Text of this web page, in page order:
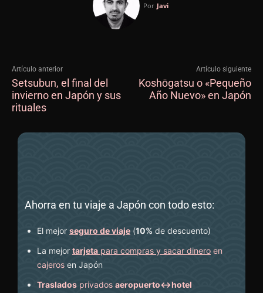
Por Javi
Artículo anterior
Setsubun, el final del
invierno en Japón y sus
rituales
Artículo siguiente
Koshōgatsu o «Pequeño
Año Nuevo» en Japón
Ahorra en tu viaje a Japón con todo esto:
El mejor seguro de viaje (10% de descuento)
La mejor tarjeta para compras y sacar dinero en
cajeros en Japón
Traslados privados aeropuerto↔hotel